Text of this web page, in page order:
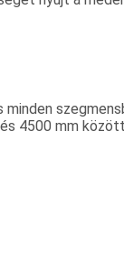
minden
4500 mm